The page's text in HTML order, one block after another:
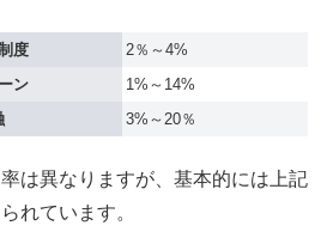
度
2％～4%
ン
1%～14%
3%～20％
は異なりますが、基本的には上記
れています。